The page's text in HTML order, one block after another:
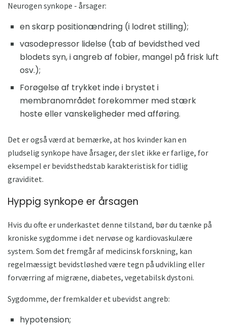
Neurogen synkope - årsager:
en skarp positionændring (i lodret stilling);
vasodepressor lidelse (tab af bevidsthed ved
blodets syn, i angreb af fobier, mangel på frisk luft
osv.);
Forøgelse af trykket inde i brystet i
membranområdet forekommer med stærk
hoste eller vanskeligheder med afføring.
Det er også værd at bemærke, at hos kvinder kan en
pludselig synkope have årsager, der slet ikke er farlige, for
eksempel er bevidsthedstab karakteristisk for tidlig
graviditet.
Hyppig synkope er årsagen
Hvis du ofte er underkastet denne tilstand, bør du tænke på
kroniske sygdomme i det nervøse og kardiovaskulære
system. Som det fremgår af medicinsk forskning, kan
regelmæssigt bevidstløshed være tegn på udvikling eller
forværring af migræne, diabetes, vegetabilsk dystoni.
Sygdomme, der fremkalder et ubevidst angreb:
hypotension;